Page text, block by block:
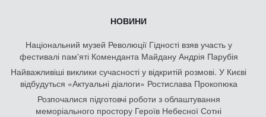
НОВИНИ
Національний музей Революції Гідності взяв участь у
фестивалі пам'яті Коменданта Майдану Андрія Парубія
Найважливіші виклики сучасності у відкритій розмові. У Києві
відбудуться «Актуальні діалоги» Ростислава Прокопюка
Розпочалися підготовчі роботи з облаштування
меморіального простору Героїв Небесної Сотні